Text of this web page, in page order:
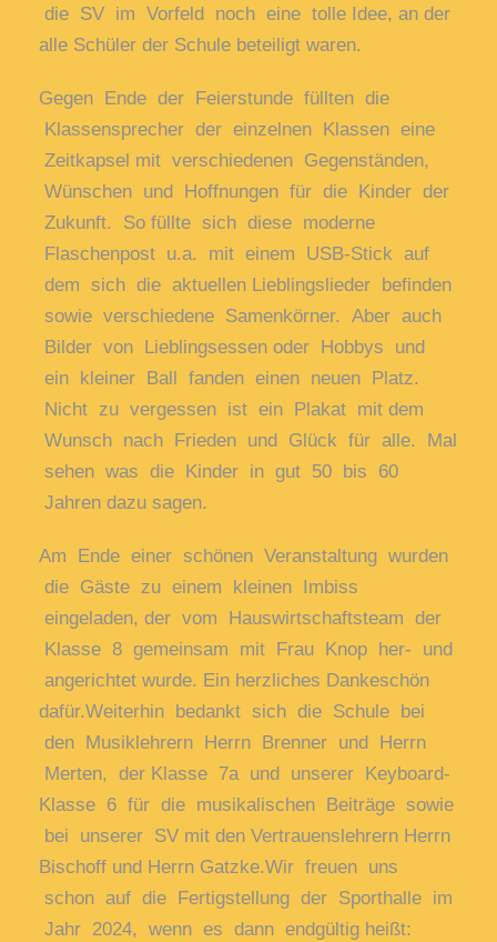
die SV im Vorfeld noch eine tolle Idee, an der
alle Schüler der Schule beteiligt waren.
Gegen Ende der Feierstunde füllten die
Klassensprecher der einzelnen Klassen eine
Zeitkapsel mit verschiedenen Gegenständen,
Wünschen und Hoffnungen für die Kinder der
Zukunft. So füllte sich diese moderne
Flaschenpost u.a. mit einem USB-Stick auf
dem sich die aktuellen Lieblingslieder befinden
sowie verschiedene Samenkörner. Aber auch
Bilder von Lieblingsessen oder Hobbys und
ein kleiner Ball fanden einen neuen Platz.
Nicht zu vergessen ist ein Plakat mit dem
Wunsch nach Frieden und Glück für alle. Mal
sehen was die Kinder in gut 50 bis 60
Jahren dazu sagen.
Am Ende einer schönen Veranstaltung wurden
die Gäste zu einem kleinen Imbiss
eingeladen, der vom Hauswirtschaftsteam der
Klasse 8 gemeinsam mit Frau Knop her- und
angerichtet wurde. Ein herzliches Dankeschön
dafür.Weiterhin bedankt sich die Schule bei
den Musiklehrern Herrn Brenner und Herrn
Merten, der Klasse 7a und unserer Keyboard-
Klasse 6 für die musikalischen Beiträge sowie
bei unserer SV mit den Vertrauenslehrern Herrn
Bischoff und Herrn Gatzke.Wir freuen uns
schon auf die Fertigstellung der Sporthalle im
Jahr 2024, wenn es dann endgültig heißt: